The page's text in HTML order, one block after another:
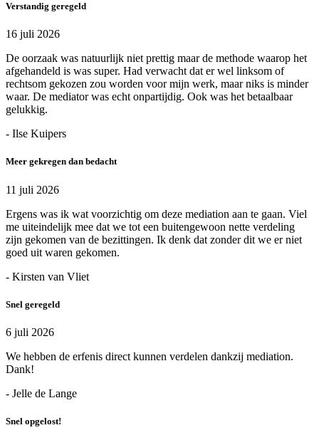
Verstandig geregeld
16 juli 2026
De oorzaak was natuurlijk niet prettig maar de methode waarop het
afgehandeld is was super. Had verwacht dat er wel linksom of
rechtsom gekozen zou worden voor mijn werk, maar niks is minder
waar. De mediator was echt onpartijdig. Ook was het betaalbaar
gelukkig.
- Ilse Kuipers
Meer gekregen dan bedacht
11 juli 2026
Ergens was ik wat voorzichtig om deze mediation aan te gaan. Viel
me uiteindelijk mee dat we tot een buitengewoon nette verdeling
zijn gekomen van de bezittingen. Ik denk dat zonder dit we er niet
goed uit waren gekomen.
- Kirsten van Vliet
Snel geregeld
6 juli 2026
We hebben de erfenis direct kunnen verdelen dankzij mediation.
Dank!
- Jelle de Lange
Snel opgelost!